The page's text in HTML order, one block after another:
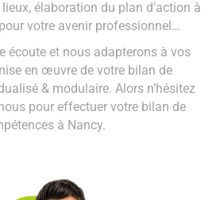
élaboration du plan d’action à
votre avenir professionnel…
écoute et nous adapterons à vos
en œuvre de votre bilan de
& modulaire. Alors n’hésitez
pour effectuer votre bilan de
à Nancy.